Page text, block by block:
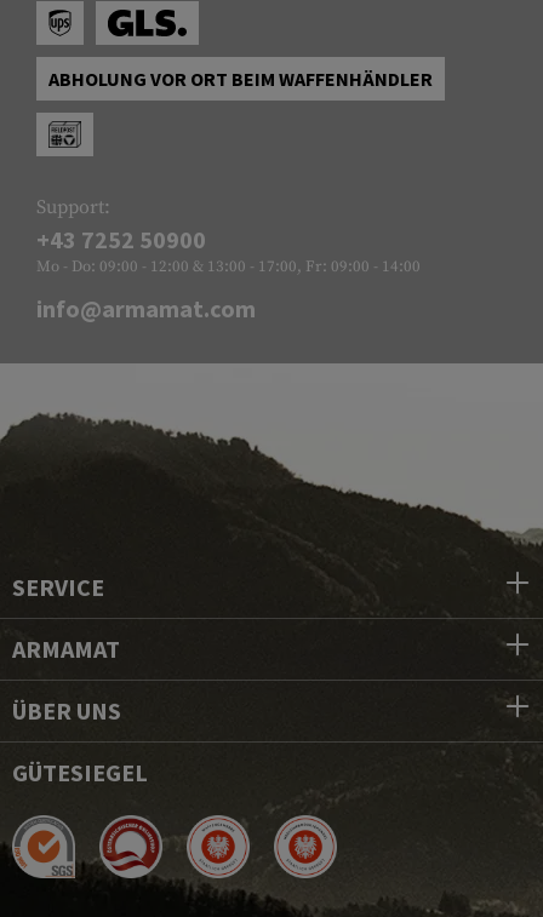
ABHOLUNG VOR ORT BEIM WAFFENHÄNDLER
Support:
+43 7252 50900
Mo - Do: 09:00 - 12:00 & 13:00 - 17:00, Fr: 09:00 - 14:00
info@armamat.com
SERVICE
ARMAMAT
ÜBER UNS
GÜTESIEGEL